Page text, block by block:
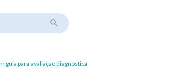
guia para avaliação diagnóstica